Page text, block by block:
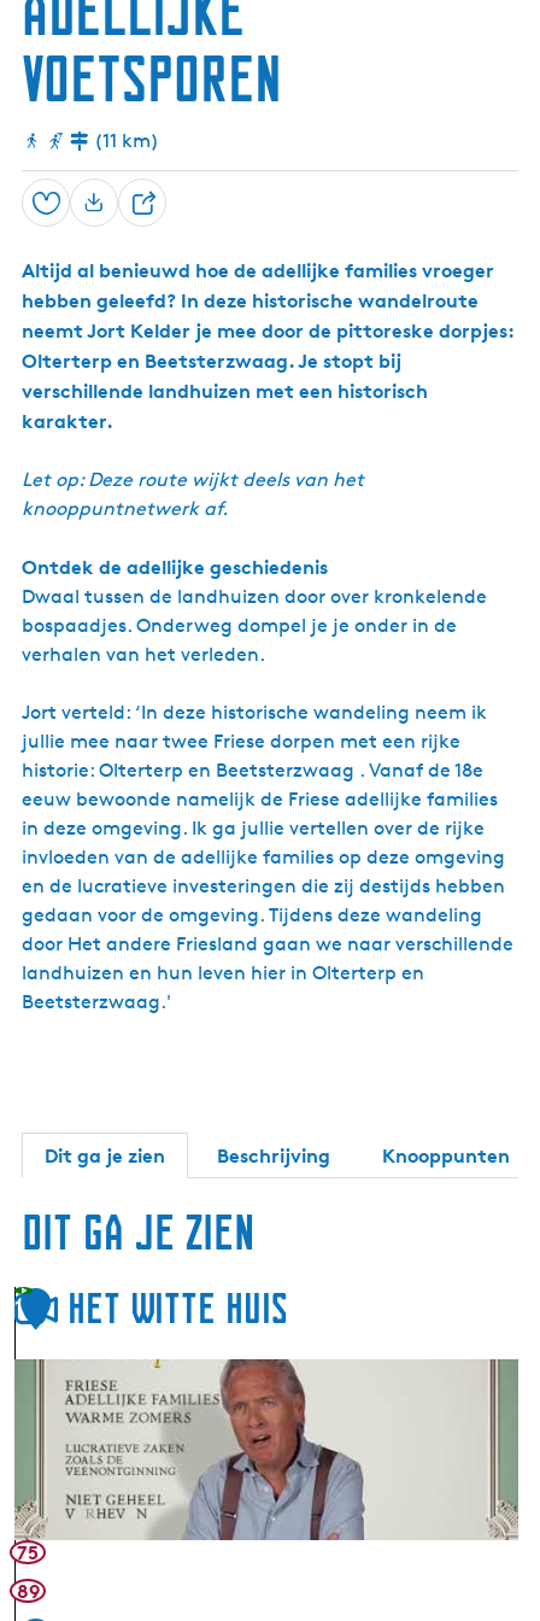
)
voetsporen
(11 km)
Opslaan
D
e
l
Altijd al benieuwd hoe de adellijke families vroeger
hebben geleefd? In deze historische wandelroute
neemt Jort Kelder je mee door de pittoreske dorpjes:
Olterterp en Beetsterzwaag. Je stopt bij
verschillende landhuizen met een historisch
karakter.
Let op: Deze route wijkt deels van het
knooppuntnetwerk af.
Ontdek de adellijke geschiedenis
Dwaal tussen de landhuizen door over kronkelende
bospaadjes. Onderweg dompel je je onder in de
verhalen van het verleden.
Jort verteld: ‘In deze historische wandeling neem ik
jullie mee naar twee Friese dorpen met een rijke
historie: Olterterp en Beetsterzwaag . Vanaf de 18e
eeuw bewoonde namelijk de Friese adellijke families
in deze omgeving. Ik ga jullie vertellen over de rijke
invloeden van de adellijke families op deze omgeving
en de lucratieve investeringen die zij destijds hebben
gedaan voor de omgeving. Tijdens deze wandeling
door Het andere Friesland gaan we naar verschillende
landhuizen en hun leven hier in Olterterp en
Beetsterzwaag.'
Dit ga je zien Beschrijving Knooppunten
Dit ga je zien
1 Het Witte Huis
t
t
e
H
75
89